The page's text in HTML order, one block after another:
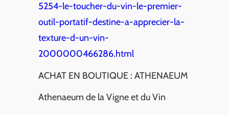
5254-le-toucher-du-vin-le-premier-
outil-portatif-destine-a-apprecier-la-
texture-d-un-vin-
2000000466286.html
ACHAT EN BOUTIQUE : ATHENAEUM
Athenaeum de la Vigne et du Vin